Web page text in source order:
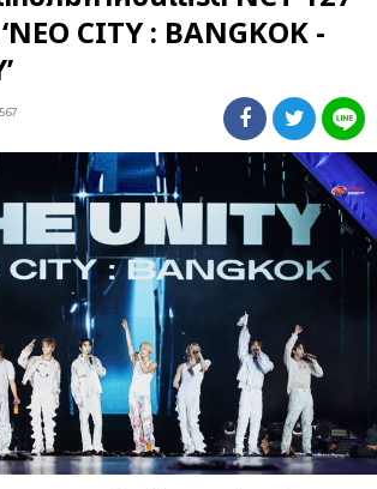
CITY : BANGKOK -